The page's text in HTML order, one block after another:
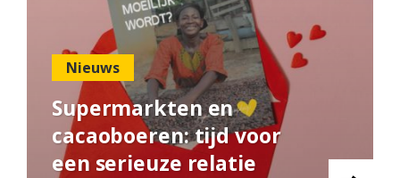
Nieuws
Supermarkten en
cacaoboeren: tijd voor
een serieuze relatie